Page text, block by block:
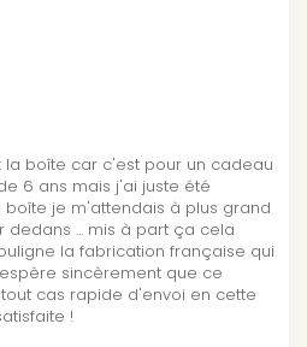
boîte car c'est pour un cadeau
6 ans mais j'ai juste été
je m'attendais à plus grand
dedans ... mis à part ça cela
la fabrication française qui
sincèrement que ce
cas rapide d'envoi en cette
!